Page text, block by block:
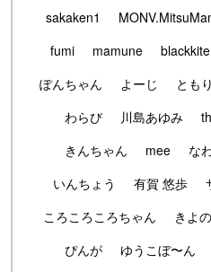
sakaken1
fumi
mamune blackkite
ぽんちゃん
よーじ とも
わらび
川島あゆみ
きんちゃん
mee な
いんちょう
有賀 悠歩
ころころころちゃん
きよ
ぴんが
ゆうこぼ〜ん